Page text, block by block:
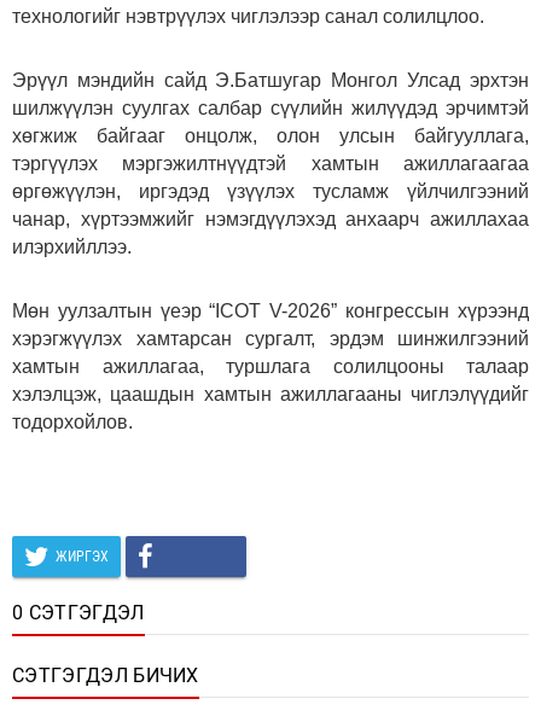
технологийг нэвтрүүлэх чиглэлээр санал солилцлоо.
Эрүүл мэндийн сайд Э.Батшугар Монгол Улсад эрхтэн
шилжүүлэн суулгах салбар сүүлийн жилүүдэд эрчимтэй
хөгжиж байгааг онцолж, олон улсын байгууллага,
тэргүүлэх мэргэжилтнүүдтэй хамтын ажиллагаагаа
өргөжүүлэн, иргэдэд үзүүлэх тусламж үйлчилгээний
чанар, хүртээмжийг нэмэгдүүлэхэд анхаарч ажиллахаа
илэрхийллээ.
Мөн уулзалтын үеэр “ICOT V-2026” конгрессын хүрээнд
хэрэгжүүлэх хамтарсан сургалт, эрдэм шинжилгээний
хамтын ажиллагаа, туршлага солилцооны талаар
хэлэлцэж, цаашдын хамтын ажиллагааны чиглэлүүдийг
тодорхойлов.
ЖИРГЭХ
0 СЭТГЭГДЭЛ
СЭТГЭГДЭЛ БИЧИХ